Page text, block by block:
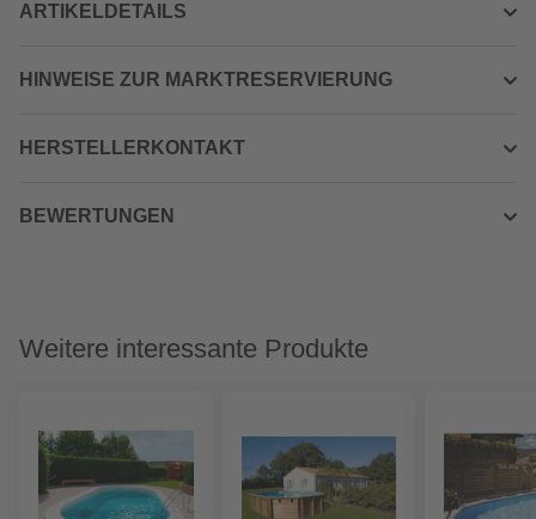
ARTIKELDETAILS
HINWEISE ZUR MARKTRESERVIERUNG
HERSTELLERKONTAKT
BEWERTUNGEN
Weitere interessante Produkte